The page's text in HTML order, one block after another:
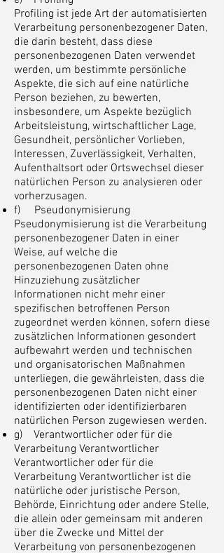
Profiling ist jede Art der automatisierten
Verarbeitung personenbezogener Daten,
die darin besteht, dass diese
personenbezogenen Daten verwendet
werden, um bestimmte persönliche
Aspekte, die sich auf eine natürliche
Person beziehen, zu bewerten,
insbesondere, um Aspekte bezüglich
Arbeitsleistung, wirtschaftlicher Lage,
Gesundheit, persönlicher Vorlieben,
Interessen, Zuverlässigkeit, Verhalten,
Aufenthaltsort oder Ortswechsel dieser
natürlichen Person zu analysieren oder
vorherzusagen.
f) Pseudonymisierung
Pseudonymisierung ist die Verarbeitung
personenbezogener Daten in einer
Weise, auf welche die
personenbezogenen Daten ohne
Hinzuziehung zusätzlicher
Informationen nicht mehr einer
spezifischen betroffenen Person
zugeordnet werden können, sofern diese
zusätzlichen Informationen gesondert
aufbewahrt werden und technischen
und organisatorischen Maßnahmen
unterliegen, die gewährleisten, dass die
personenbezogenen Daten nicht einer
identifizierten oder identifizierbaren
natürlichen Person zugewiesen werden.
g) Verantwortlicher oder für die
Verarbeitung Verantwortlicher
Verantwortlicher oder für die
Verarbeitung Verantwortlicher ist die
natürliche oder juristische Person,
Behörde, Einrichtung oder andere Stelle,
die allein oder gemeinsam mit anderen
über die Zwecke und Mittel der
Verarbeitung von personenbezogenen